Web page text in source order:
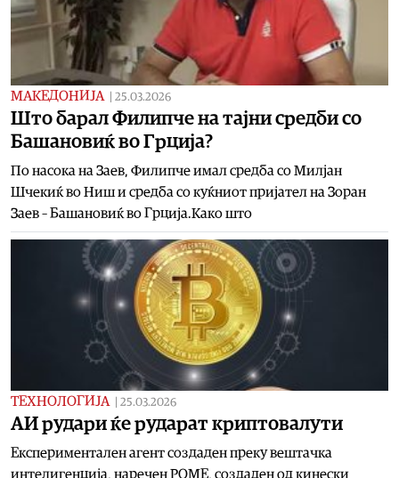
МАКЕДОНИЈА 25.03.2026
Што барал Филипче на тајни средби со
Башановиќ во Грција?
По насока на Заев, Филипче имал средба со Милјан
Шчекиќ во Ниш и средба со куќниот пријател на Зоран
Заев – Башановиќ во Грција.Како што
ТЕХНОЛОГИЈА 25.03.2026
АИ рудари ќе рударат криптовалути
Експериментален агент создаден преку вештачка
интелигенција, наречен РОМЕ, создаден од кинески